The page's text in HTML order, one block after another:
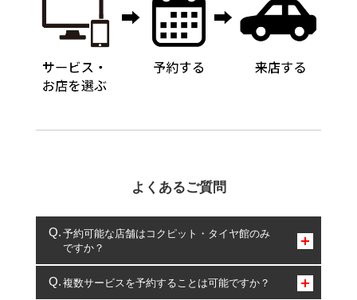
よくあるご質問
予約可能な店舗はコクピット・タイヤ館のみ
ですか？
コクピット・タイヤ館のみとなります。
複数サービスを予約することは可能ですか？